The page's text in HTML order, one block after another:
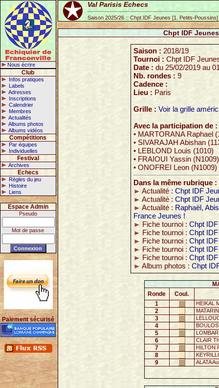
Nous écrire
Club
Infos pratiques
Labels
Adresses
Inscriptions
Calendrier
Membres
Actualités
Albums photos
Albums vidéos
Compétitions
Par équipes
Individuelles
Festival
Archives
Echecs
Règles du jeu
Histoire
Liens
Espace Admin
Pseudo
Mot de passe
Paiement sécurisé
Val Parisis Echecs
Saison 2025/26 :: Chpt IDF Jeunes [1. Petits-
Chpt IDF
Saison : 2018/19
Tournoi : Chpt IDF
Date : du 25/02/2019 au
Nb. rondes : 9
Cadence :
Lieu : Paris
Grille : Voir la grille
Avec la participation de :
• MARTORANA Raphael
• SIVARAJAH Abishan
• LEBLOND Louis (1010)
• FRAIOUI Yassin (N1009)
• ONOFREI Leon (N1009)
Dans la même rubrique :
Actualité : Chpt IDF
Actualité : Chpt IDF
Actualité : Raphaël,
France Jeunes !
Fiche tournoi : Chpt
Fiche tournoi : Chpt
Fiche tournoi : Chpt
Fiche tournoi : Chpt
Fiche tournoi : Chpt
Album photos : Chpt
Ronde
Coul.
1
HEIKAL
2
3
4
5
6 CLAIR
7 HILTON
8
9 ALATA